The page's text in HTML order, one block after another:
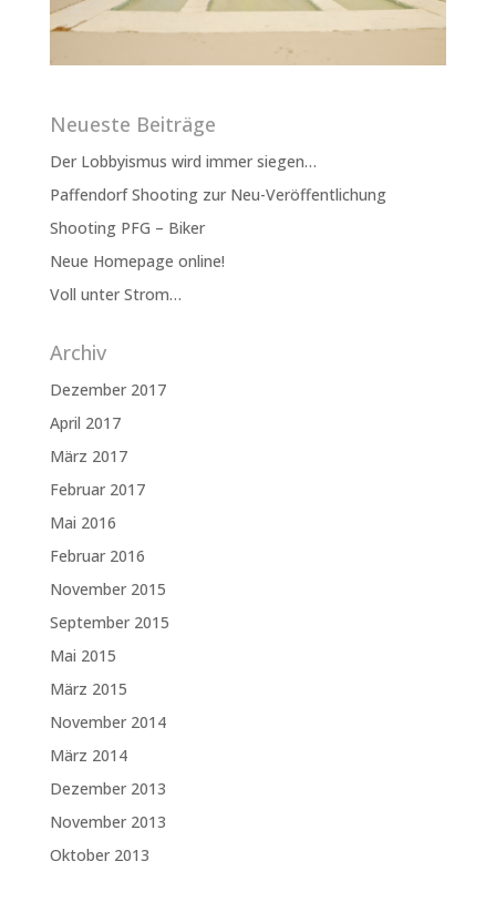
Neueste Beiträge
Der Lobbyismus wird immer siegen…
Paffendorf Shooting zur Neu-Veröffentlichung
Shooting PFG – Biker
Neue Homepage online!
Voll unter Strom…
Archiv
Dezember 2017
April 2017
März 2017
Februar 2017
Mai 2016
Februar 2016
November 2015
September 2015
Mai 2015
März 2015
November 2014
März 2014
Dezember 2013
November 2013
Oktober 2013